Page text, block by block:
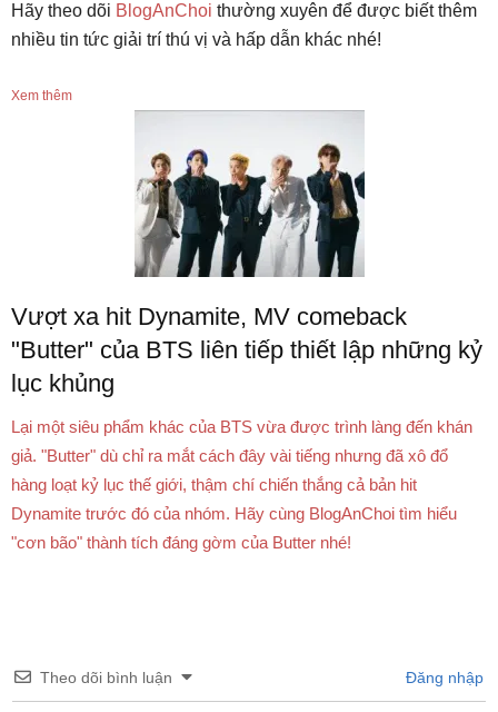
Hãy theo dõi BlogAnChoi thường xuyên để được biết thêm
nhiều tin tức giải trí thú vị và hấp dẫn khác nhé!
Xem thêm
Vượt xa hit Dynamite, MV comeback
"Butter" của BTS liên tiếp thiết lập những kỷ
lục khủng
Lại một siêu phẩm khác của BTS vừa được trình làng đến khán
giả. "Butter" dù chỉ ra mắt cách đây vài tiếng nhưng đã xô đổ
hàng loạt kỷ lục thế giới, thậm chí chiến thắng cả bản hit
Dynamite trước đó của nhóm. Hãy cùng BlogAnChoi tìm hiểu
"cơn bão" thành tích đáng gờm của Butter nhé!
Theo dõi bình luận Đăng nhập